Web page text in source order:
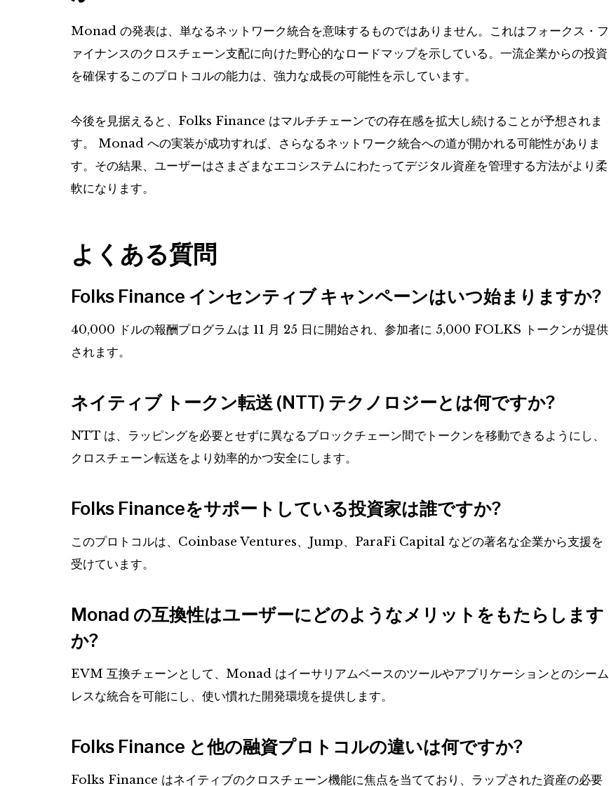
Monad の発表は、単なるネットワーク統合を意味するものではありません。これはフォークス・フ
ァイナンスのクロスチェーン支配に向けた野心的なロードマップを示している。一流企業からの投資
を確保するこのプロトコルの能力は、強力な成長の可能性を示しています。
今後を見据えると、Folks Finance はマルチチェーンでの存在感を拡大し続けることが予想されま
す。 Monad への実装が成功すれば、さらなるネットワーク統合への道が開かれる可能性がありま
す。その結果、ユーザーはさまざまなエコシステムにわたってデジタル資産を管理する方法がより柔
軟になります。
よくある質問
Folks Finance インセンティブ キャンペーンはいつ始まりますか?
40,000 ドルの報酬プログラムは 11 月 25 日に開始され、参加者に 5,000 FOLKS トークンが提供
されます。
ネイティブ トークン転送 (NTT) テクノロジーとは何ですか?
NTT は、ラッピングを必要とせずに異なるブロックチェーン間でトークンを移動できるようにし、
クロスチェーン転送をより効率的かつ安全にします。
Folks Financeをサポートしている投資家は誰ですか?
このプロトコルは、Coinbase Ventures、Jump、ParaFi Capital などの著名な企業から支援を
受けています。
Monad の互換性はユーザーにどのようなメリットをもたらします
か?
EVM 互換チェーンとして、Monad はイーサリアムベースのツールやアプリケーションとのシーム
レスな統合を可能にし、使い慣れた開発環境を提供します。
Folks Finance と他の融資プロトコルの違いは何ですか?
Folks Finance はネイティブのクロスチェーン機能に焦点を当てており、ラップされた資産の必要